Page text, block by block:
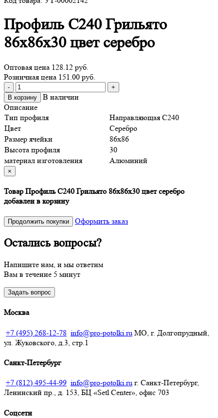
Профиль С240 Грильято
86х86х30 цвет серебро
Оптовая цена 128.12 руб.
Розничная цена 151.00 руб.
Количество
товара
Профиль
С240
Грильято
86х86х30
цвет
серебро
-
+
В корзину
В наличии
Описание
Тип профиля
Направляющая С240
Цвет
Серебро
Размер ячейки
86х86
Высота профиля
30
материал изготовления
Алюминий
×
Товар Профиль С240 Грильято 86х86х30 цвет серебро
добавлен в корзину
Продолжить покупки Оформить заказ
Остались вопросы?
Напишите нам, и мы ответим
Вам в течение 5 минут
Задать вопрос
Москва
+7 (495) 268-12-78 info@pro-potolki.ru МО, г. Долгопрудный,
ул. Жуковского, д.3, стр.1
Санкт-Петербург
+7 (812) 495-44-99 info@pro-potolki.ru г. Санкт-Петербург,
Ленинский пр., д. 153, БЦ «Setl Center», офис 703
Соцсети